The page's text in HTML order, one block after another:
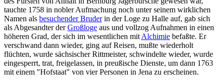
tauchte 1758 in nobler Aufmachung noch unter seinem wirklichen
Namen als besuchender Bruderin der Loge zu Halle auf, gab sich
als Abgesandter derGroßloge aus und vollzog Aufnahmen in einen
höheren Grad, der sich im wesentlichen mitAlchimie befaßte. Er
verschwand dann wieder, ging auf Reisen, mußte wiederholt
flüchten, wurde sächsischer Rittmeister, schwindelte wieder, wurde
eingesperrt, trat, freigelassen, in preußische Dienste, um dann 1763
mit einem "Hofstaat" von vier Personen in Jena zu erscheinen.